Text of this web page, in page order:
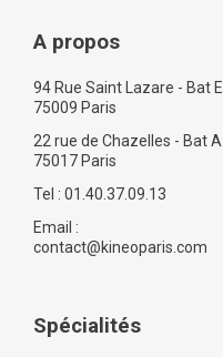
A propos
94 Rue Saint Lazare - Bat E
75009 Paris
22 rue de Chazelles - Bat A
75017 Paris
Tel : 01.40.37.09.13
Email :
contact@kineoparis.com
Spécialités